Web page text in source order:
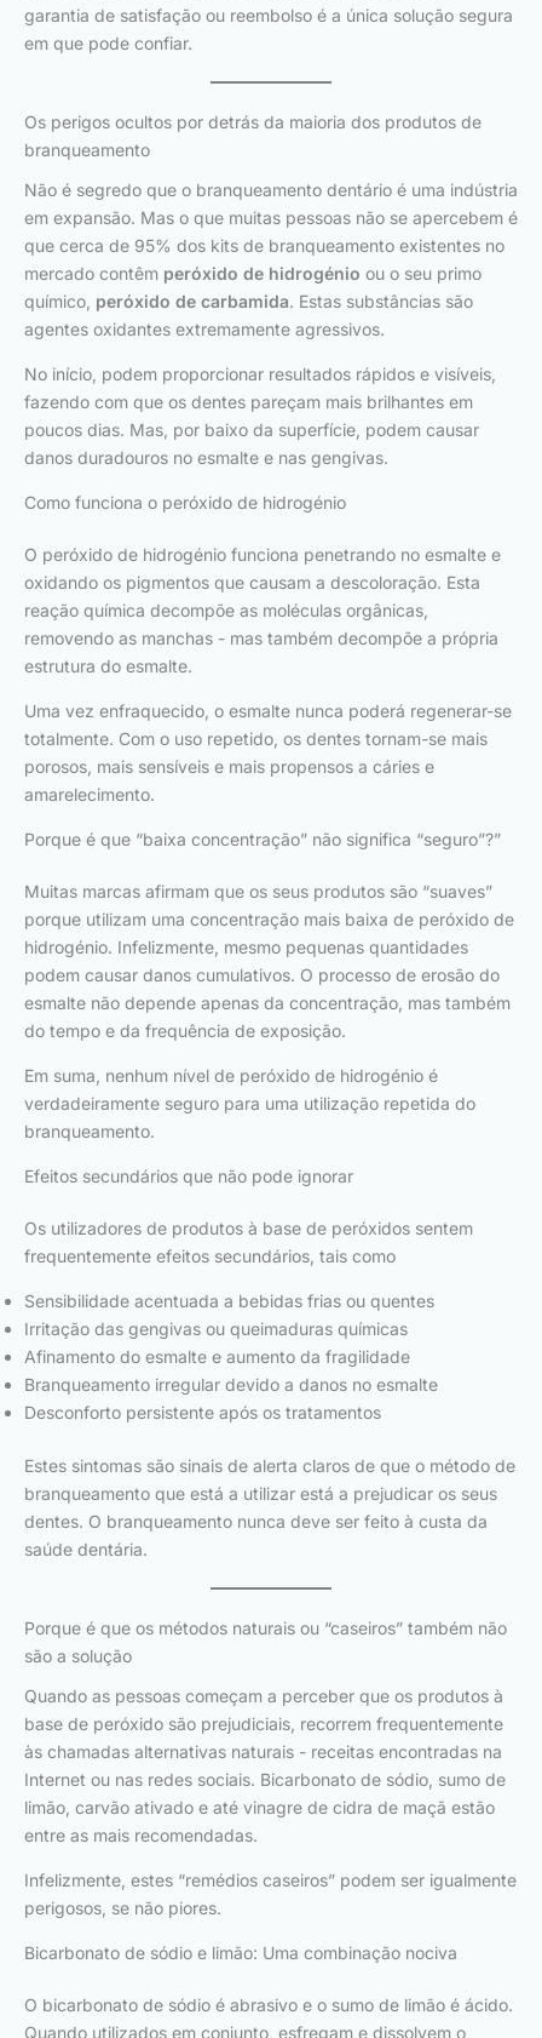
garantia de satisfação ou reembolso é a única solução segura
em que pode confiar.
Os perigos ocultos por detrás da maioria dos produtos de
branqueamento
Não é segredo que o branqueamento dentário é uma indústria
em expansão. Mas o que muitas pessoas não se apercebem é
que cerca de 95% dos kits de branqueamento existentes no
mercado contêm peróxido de hidrogénio ou o seu primo
químico, peróxido de carbamida. Estas substâncias são
agentes oxidantes extremamente agressivos.
No início, podem proporcionar resultados rápidos e visíveis,
fazendo com que os dentes pareçam mais brilhantes em
poucos dias. Mas, por baixo da superfície, podem causar
danos duradouros no esmalte e nas gengivas.
Como funciona o peróxido de hidrogénio
O peróxido de hidrogénio funciona penetrando no esmalte e
oxidando os pigmentos que causam a descoloração. Esta
reação química decompõe as moléculas orgânicas,
removendo as manchas - mas também decompõe a própria
estrutura do esmalte.
Uma vez enfraquecido, o esmalte nunca poderá regenerar-se
totalmente. Com o uso repetido, os dentes tornam-se mais
porosos, mais sensíveis e mais propensos a cáries e
amarelecimento.
Porque é que “baixa concentração” não significa “seguro”?”
Muitas marcas afirmam que os seus produtos são “suaves”
porque utilizam uma concentração mais baixa de peróxido de
hidrogénio. Infelizmente, mesmo pequenas quantidades
podem causar danos cumulativos. O processo de erosão do
esmalte não depende apenas da concentração, mas também
do tempo e da frequência de exposição.
Em suma, nenhum nível de peróxido de hidrogénio é
verdadeiramente seguro para uma utilização repetida do
branqueamento.
Efeitos secundários que não pode ignorar
Os utilizadores de produtos à base de peróxidos sentem
frequentemente efeitos secundários, tais como
Sensibilidade acentuada a bebidas frias ou quentes
Irritação das gengivas ou queimaduras químicas
Afinamento do esmalte e aumento da fragilidade
Branqueamento irregular devido a danos no esmalte
Desconforto persistente após os tratamentos
Estes sintomas são sinais de alerta claros de que o método de
branqueamento que está a utilizar está a prejudicar os seus
dentes. O branqueamento nunca deve ser feito à custa da
saúde dentária.
Porque é que os métodos naturais ou “caseiros” também não
são a solução
Quando as pessoas começam a perceber que os produtos à
base de peróxido são prejudiciais, recorrem frequentemente
às chamadas alternativas naturais - receitas encontradas na
Internet ou nas redes sociais. Bicarbonato de sódio, sumo de
limão, carvão ativado e até vinagre de cidra de maçã estão
entre as mais recomendadas.
Infelizmente, estes “remédios caseiros” podem ser igualmente
perigosos, se não piores.
Bicarbonato de sódio e limão: Uma combinação nociva
O bicarbonato de sódio é abrasivo e o sumo de limão é ácido.
Quando utilizados em conjunto, esfregam e dissolvem o